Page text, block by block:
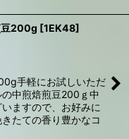
豆200g [1EK48]
手軽にお試しいただ
中煎焙煎豆200ｇ中
ますので、お好みに
たての香り豊かなコ